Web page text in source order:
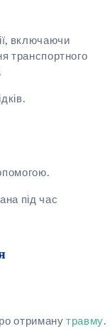
включаючи
транспортного
під час
отриманутравму.